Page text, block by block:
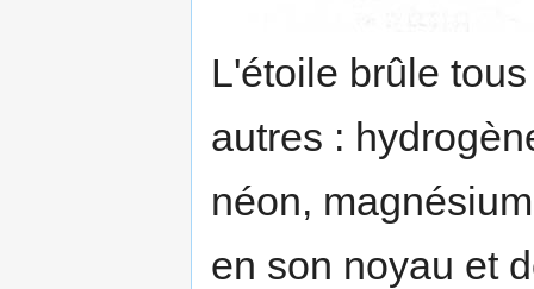
L'étoile brûle
autres :
néon,
en son noyau et